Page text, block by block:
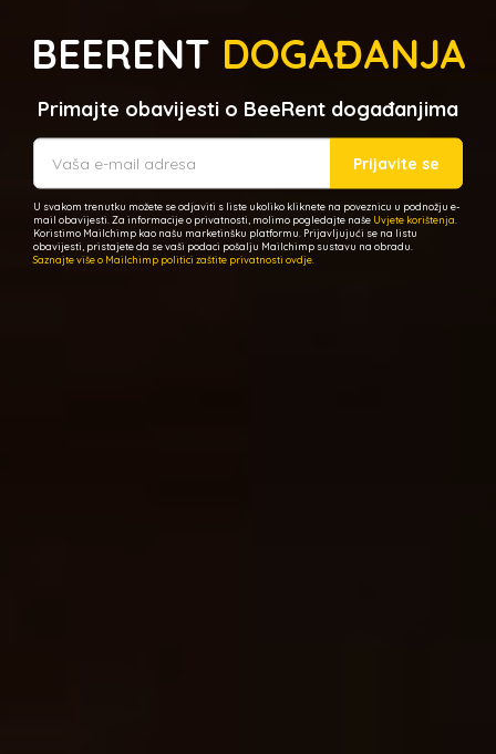
BEERENT DOGAĐANJA
Primajte obavijesti o BeeRent događanjima
Prijavite se
U svakom trenutku možete se odjaviti s liste ukoliko kliknete na poveznicu u podnožju e-
mail obavijesti. Za informacije o privatnosti, molimo pogledajte naše Uvjete korištenja
Koristimo Mailchimp kao našu marketinšku platformu. Prijavljujući se na listu
obavijesti, pristajete da se vaši podaci pošalju Mailchimp sustavu na obradu.
Saznajte više o Mailchimp politici zaštite privatnosti ovdje.